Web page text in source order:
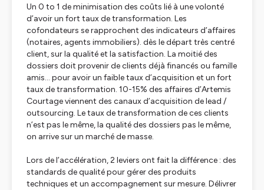
Un 0 to 1 de minimisation des coûts lié à une volonté
d’avoir un fort taux de transformation. Les
cofondateurs se rapprochent des indicateurs d’affaires
(notaires, agents immobiliers). dès le départ très centré
client, sur la qualité et la satisfaction. La moitié des
dossiers doit provenir de clients déjà financés ou famille
amis… pour avoir un faible taux d’acquisition et un fort
taux de transformation. 10-15% des affaires d’Artemis
Courtage viennent des canaux d’acquisition de lead /
outsourcing. Le taux de transformation de ces clients
n’est pas le même, la qualité des dossiers pas le même,
on arrive sur un marché de masse.
Lors de l’accélération, 2 leviers ont fait la différence : des
standards de qualité pour gérer des produits
techniques et un accompagnement sur mesure. Délivrer